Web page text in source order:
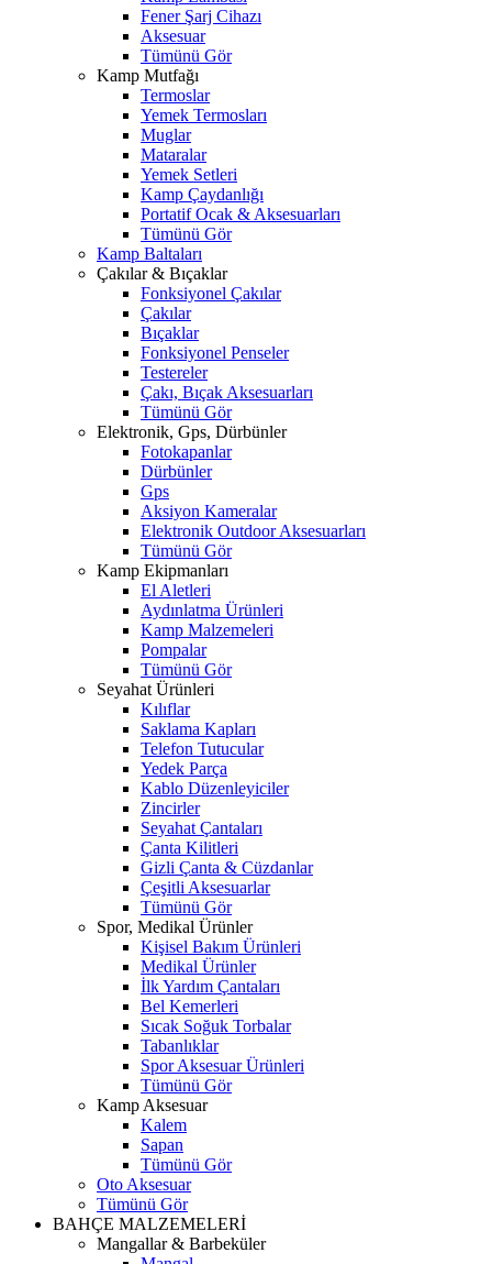
Fener Şarj Cihazı
Aksesuar
Tümünü Gör
Kamp Mutfağı
Termoslar
Yemek Termosları
Muglar
Mataralar
Yemek Setleri
Kamp Çaydanlığı
Portatif Ocak & Aksesuarları
Tümünü Gör
Kamp Baltaları
Çakılar & Bıçaklar
Fonksiyonel Çakılar
Çakılar
Bıçaklar
Fonksiyonel Penseler
Testereler
Çakı, Bıçak Aksesuarları
Tümünü Gör
Elektronik, Gps, Dürbünler
Fotokapanlar
Dürbünler
Gps
Aksiyon Kameralar
Elektronik Outdoor Aksesuarları
Tümünü Gör
Kamp Ekipmanları
El Aletleri
Aydınlatma Ürünleri
Kamp Malzemeleri
Pompalar
Tümünü Gör
Seyahat Ürünleri
Kılıflar
Saklama Kapları
Telefon Tutucular
Yedek Parça
Kablo Düzenleyiciler
Zincirler
Seyahat Çantaları
Çanta Kilitleri
Gizli Çanta & Cüzdanlar
Çeşitli Aksesuarlar
Tümünü Gör
Spor, Medikal Ürünler
Kişisel Bakım Ürünleri
Medikal Ürünler
İlk Yardım Çantaları
Bel Kemerleri
Sıcak Soğuk Torbalar
Tabanlıklar
Spor Aksesuar Ürünleri
Tümünü Gör
Kamp Aksesuar
Kalem
Sapan
Tümünü Gör
Oto Aksesuar
Tümünü Gör
BAHÇE MALZEMELERİ
Mangallar & Barbeküler